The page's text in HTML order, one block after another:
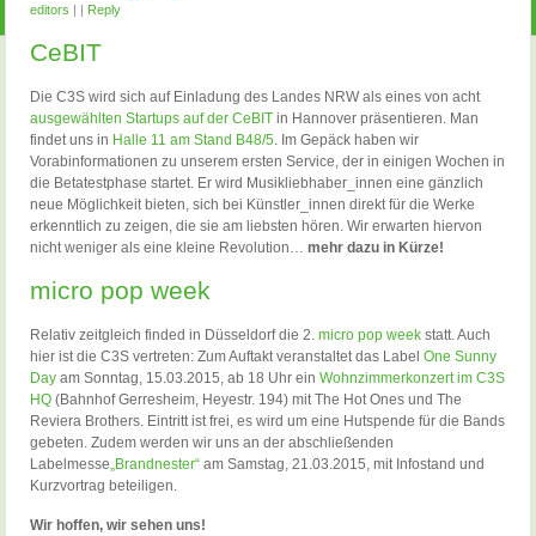
editors | | Reply
CeBIT
Die C3S wird sich auf Einladung des Landes NRW als eines von acht
ausgewählten Startups auf der CeBIT in Hannover präsentieren. Man
findet uns in Halle 11 am Stand B48/5. Im Gepäck haben wir
Vorabinformationen zu unserem ersten Service, der in einigen Wochen in
die Betatestphase startet. Er wird Musikliebhaber_innen eine gänzlich
neue Möglichkeit bieten, sich bei Künstler_innen direkt für die Werke
erkenntlich zu zeigen, die sie am liebsten hören. Wir erwarten hiervon
nicht weniger als eine kleine Revolution…mehr dazu in Kürze!
micro pop week
Relativ zeitgleich finded in Düsseldorf die 2.micro pop week statt. Auch
hier ist die C3S vertreten: Zum Auftakt veranstaltet das LabelOne Sunny
Day am Sonntag, 15.03.2015, ab 18 Uhr einWohnzimmerkonzert im C3S
HQ (Bahnhof Gerresheim, Heyestr. 194) mit The Hot Ones und The
Reviera Brothers. Eintritt ist frei, es wird um eine Hutspende für die Bands
gebeten. Zudem werden wir uns an der abschließenden
Labelmesse„Brandnester“ am Samstag, 21.03.2015, mit Infostand und
Kurzvortrag beteiligen.
Wir hoffen, wir sehen uns!